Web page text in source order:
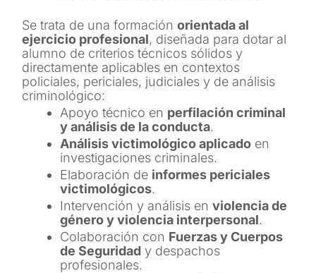
Se trata de una formaciónorientada al
ejercicio profesional, diseñada para dotar al
alumno de criterios técnicos sólidos y
directamente aplicables en contextos
policiales, periciales, judiciales y de análisis
criminológico:
Apoyo técnico en perfilación criminal
y análisis de la conducta.
Análisis victimológico aplicado en
investigaciones criminales.
Elaboración de informes periciales
victimológicos.
Intervención y análisis enviolencia de
género y violencia interpersonal.
Colaboración con Fuerzas y Cuerpos
de Seguridad y despachos
profesionales.